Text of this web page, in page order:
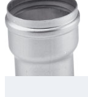
Academy